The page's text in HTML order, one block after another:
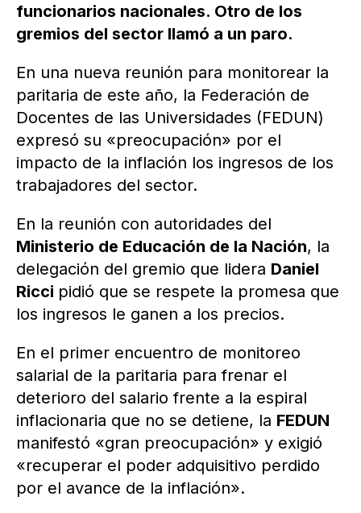
funcionarios nacionales. Otro de los
gremios del sector llamó a un paro.
En una nueva reunión para monitorear la
paritaria de este año, la Federación de
Docentes de las Universidades (FEDUN)
expresó su «preocupación» por el
impacto de la inflación los ingresos de los
trabajadores del sector.
En la reunión con autoridades del
Ministerio de Educación de la Nación, la
delegación del gremio que lidera Daniel
Ricci pidió que se respete la promesa que
los ingresos le ganen a los precios.
En el primer encuentro de monitoreo
salarial de la paritaria para frenar el
deterioro del salario frente a la espiral
inflacionaria que no se detiene, la FEDUN
manifestó «gran preocupación» y exigió
«recuperar el poder adquisitivo perdido
por el avance de la inflación».